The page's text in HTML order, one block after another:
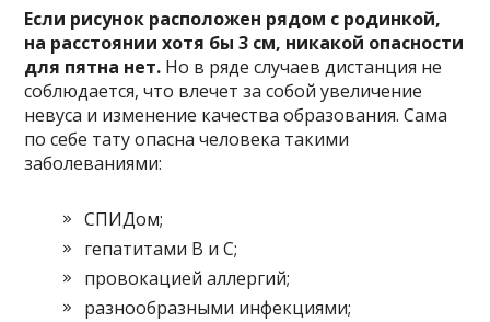
Если рисунок расположен рядом с родинкой,
на расстоянии хотя бы 3 см, никакой опасности
для пятна нет. Но в ряде случаев дистанция не
соблюдается, что влечет за собой увеличение
невуса и изменение качества образования. Сама
по себе тату опасна человека такими
заболеваниями:
СПИДом;
гепатитами В и С;
провокацией аллергий;
разнообразными инфекциями;